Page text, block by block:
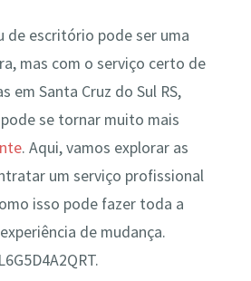
de escritório pode ser uma
mas com o serviço certo de
em Santa Cruz do Sul RS,
se tornar muito mais
. Aqui, vamos explorar as
um serviço profissional
isso pode fazer toda a
de mudança.